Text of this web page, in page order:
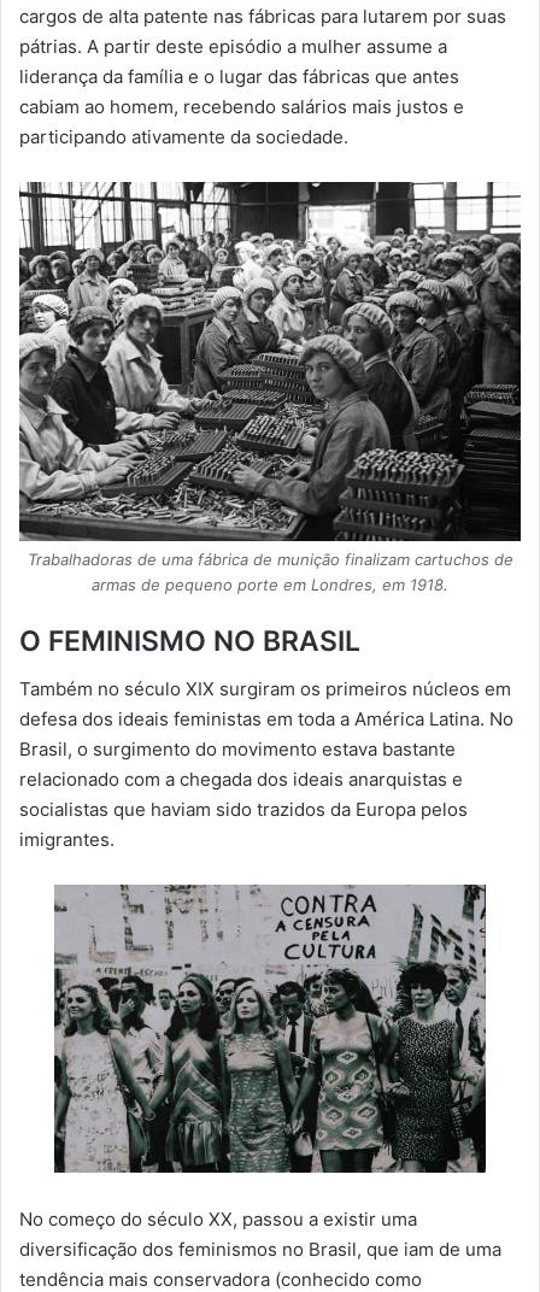
cargos de alta patente nas fábricas para lutarem por suas
pátrias. A partir deste episódio a mulher assume a
liderança da família e o lugar das fábricas que antes
cabiam ao homem, recebendo salários mais justos e
participando ativamente da sociedade.
Trabalhadoras de uma fábrica de munição finalizam cartuchos de
armas de pequeno porte em Londres, em 1918.
O FEMINISMO NO BRASIL
Também no século XIX surgiram os primeiros núcleos em
defesa dos ideais feministas em toda a América Latina. No
Brasil, o surgimento do movimento estava bastante
relacionado com a chegada dos ideais anarquistas e
socialistas que haviam sido trazidos da Europa pelos
imigrantes.
No começo do século XX, passou a existir uma
diversificação dos feminismos no Brasil, que iam de uma
tendência mais conservadora (conhecido como